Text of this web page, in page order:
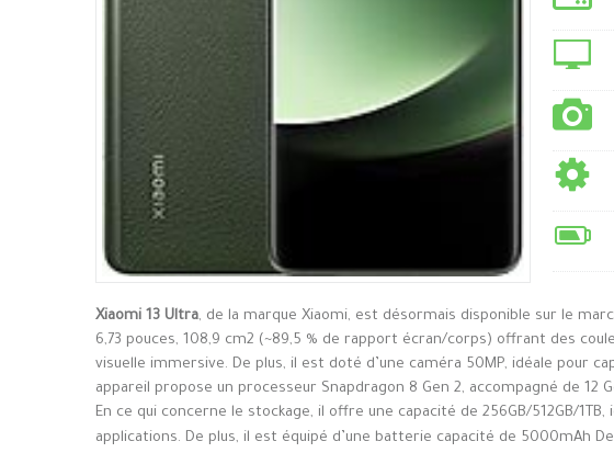
Xiaomi 13 Ultra, de la marque Xiaomi, est désormais disponible sur le
6,73 pouces, 108,9 cm2 (~89,5 % de rapport écran/corps) offrant des
visuelle immersive. De plus, il est doté d’une caméra 50MP, idéale pour
appareil propose un processeur Snapdragon 8 Gen 2, accompagné de 12
En ce qui concerne le stockage, il offre une capacité de 256GB/512GB/
applications. De plus, il est équipé d’une batterie capacité de 5000mAh